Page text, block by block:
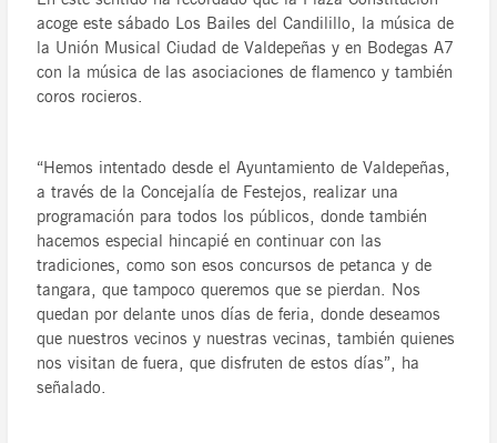
acoge este sábado Los Bailes del Candilillo, la música de
la Unión Musical Ciudad de Valdepeñas y en Bodegas A7
con la música de las asociaciones de flamenco y también
coros rocieros.
“Hemos intentado desde el Ayuntamiento de Valdepeñas,
a través de la Concejalía de Festejos, realizar una
programación para todos los públicos, donde también
hacemos especial hincapié en continuar con las
tradiciones, como son esos concursos de petanca y de
tangara, que tampoco queremos que se pierdan. Nos
quedan por delante unos días de feria, donde deseamos
que nuestros vecinos y nuestras vecinas, también quienes
nos visitan de fuera, que disfruten de estos días”, ha
señalado.